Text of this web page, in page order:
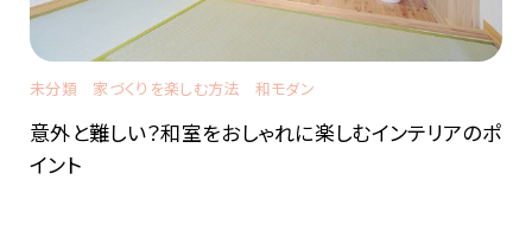
未分類 家づくりを楽しむ方法 和モダン
意外と難しい？和室をおしゃれに楽しむインテリアのポ
イント